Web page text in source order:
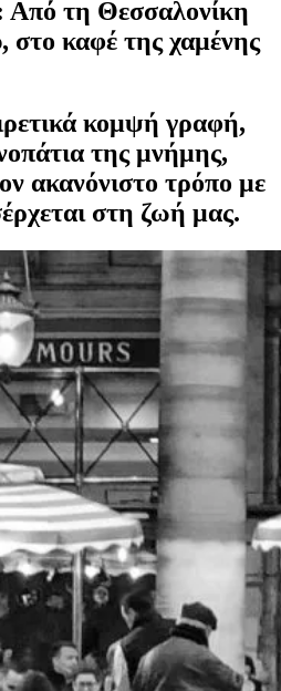
Από τη Θεσσαλονίκη
στο καφέ της χαμένης
κομψή γραφή,
της μνήμης,
ακανόνιστο τρόπο με
στη ζωή μας.